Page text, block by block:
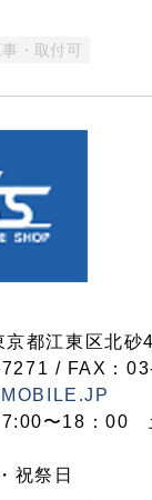
事・取付可
都江東区北砂
/ FAX：
7:00〜18：00
祝祭日